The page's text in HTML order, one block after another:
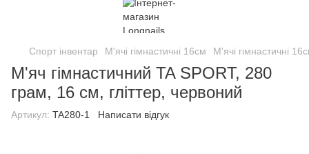
Спорт інвентар М'ячі гімнастичні 16см М'ячі гімнастичні
М'яч гімнастичний TA SPORT, 280
грам, 16 см, гліттер, червоний
Артикул: TA280-1 Написати відгук